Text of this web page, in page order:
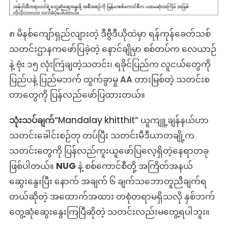
၈ မိနစ်ကျော်ရှည်လျားတဲ့ ဒီဗွီဒီယိုထဲမှာ ရန်ကုန်ခေတ်သစ်
သတင်းဌာနကဖော်ပြခဲ့တဲ့ နောင်ချိုမှာ စစ်တပ်က လေယာဉ်
နဲ့ ဗုံး ၁၅ လုံးကြဲချတဲ့သတင်း၊ ရခိုင်ပြည်က လူငယ်တွေကို
ပြည်ပနဲ့ ပြည်မဘက် ထွက်ခွာမှု AA တားမြစ်တဲ့ သတင်းစ
တာတွေကို ပြန်လည်ဖော်ပြထားတယ်။
သုံးသပ်ချက်“Mandalay khitthit” ယူကျူ့ချန်နယ်ဟာ
သတင်းခေါင်းစဉ်တု တပ်ပြီး သတင်းမီဒီယာတချို့က
သတင်းတွေကို ပြန်လည်ကူးယူဖော်ပြလေ့ရှိတဲ့နေရာတခု
ဖြစ်ပါတယ်။ NUG နဲ့ စစ်ကောင်စီတို့ အကြိတ်အနယ်
ဆွေးနွေးပြီး နောက် အချက် ၆ ချက်သဘောတူညီချက်ရ
တယ်ဆိုတဲ့ အထောက်အထား တစုံတရာမရှိသလို နှစ်ဘက်
တွေ့ဆုံဆွေး‌နွေးကြပြီဆိုတဲ့ သတင်းလည်းမတွေ့ရပါဘူး။